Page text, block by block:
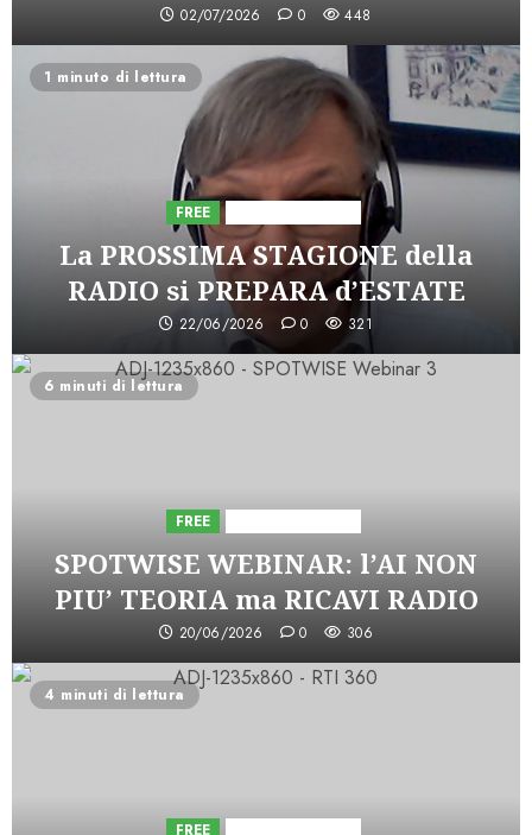
02/07/2026 0 448
1 minuto di lettura
FREE
La PROSSIMA STAGIONE della
RADIO si PREPARA d’ESTATE
22/06/2026 0 321
6 minuti di lettura
FREE
SPOTWISE WEBINAR: l’AI NON
PIU’ TEORIA ma RICAVI RADIO
20/06/2026 0 306
4 minuti di lettura
FREE